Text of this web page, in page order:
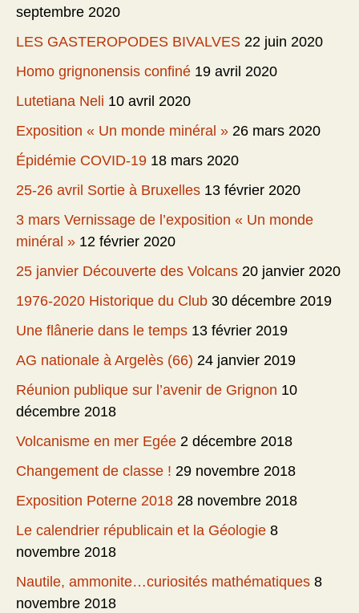
septembre 2020
LES GASTEROPODES BIVALVES 22 juin 2020
Homo grignonensis confiné 19 avril 2020
Lutetiana Neli 10 avril 2020
Exposition « Un monde minéral » 26 mars 2020
Épidémie COVID-19 18 mars 2020
25-26 avril Sortie à Bruxelles 13 février 2020
3 mars Vernissage de l’exposition « Un monde
minéral » 12 février 2020
25 janvier Découverte des Volcans 20 janvier 2020
1976-2020 Historique du Club 30 décembre 2019
Une flânerie dans le temps 13 février 2019
AG nationale à Argelès (66) 24 janvier 2019
Réunion publique sur l’avenir de Grignon 10
décembre 2018
Volcanisme en mer Egée 2 décembre 2018
Changement de classe ! 29 novembre 2018
Exposition Poterne 2018 28 novembre 2018
Le calendrier républicain et la Géologie 8
novembre 2018
Nautile, ammonite…curiosités mathématiques 8
novembre 2018